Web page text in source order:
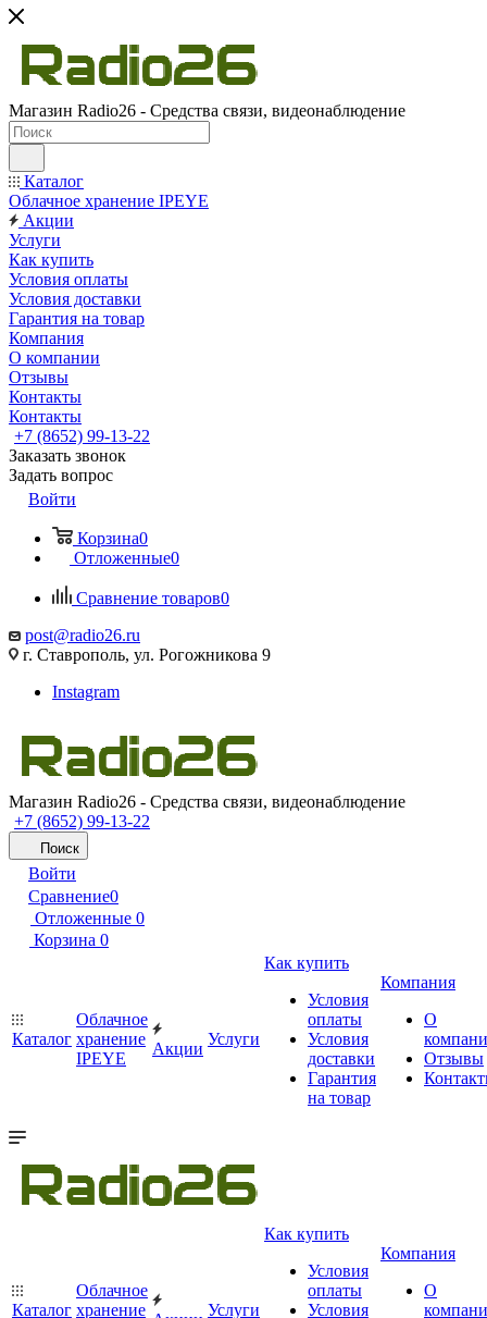
Магазин Radio26 - Средства связи, видеонаблюдение
Каталог
Облачное хранение IPEYE
Акции
Услуги
Как купить
Условия оплаты
Условия доставки
Гарантия на товар
Компания
О компании
Отзывы
Контакты
Контакты
+7 (8652) 99-13-22
Заказать звонок
Задать вопрос
Войти
Корзина0
Отложенные0
Сравнение товаров0
post@radio26.ru
г. Ставрополь, ул. Рогожникова 9
Instagram
Магазин Radio26 - Средства связи, видеонаблюдение
+7 (8652) 99-13-22
Поиск
Войти
Сравнение0
Отложенные 0
Корзина 0
Каталог
Облачное
хранение
IPEYE
Акции
Услуги
Как купить
Условия
оплаты
Условия
доставки
Гарантия
на товар
Компания
О
Отзывы
Каталог
Облачное
хранение
Услуги
Как купить
Условия
оплаты
Условия
Компания
О